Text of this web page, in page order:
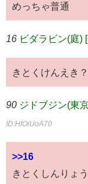
めっちゃ普通
16 ビダラビン(庭)
きとくけんえき
90 ジドブジン(東
ID:HfOiUoA70
>>16
きとくしんりょう